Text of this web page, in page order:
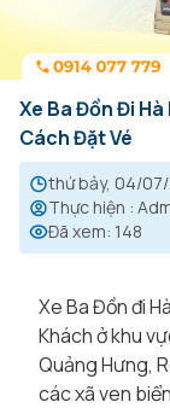
Xe Ba Đồn Đi
Cách Đặt Vé
thứ bảy, 04/
Thực hiện :
Đã xem: 148
Xe Ba Đồn đi
Khách ở khu
Quảng Hưng,
các xã ven